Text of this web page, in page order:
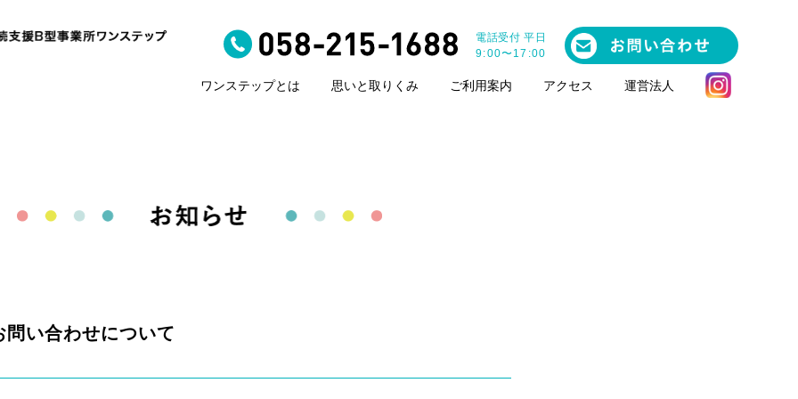
電話受付 平日
9:00〜17:00
ワンステップとは 思いと取りくみ ご利用案内 アクセス 運営法人
問い合わせについて